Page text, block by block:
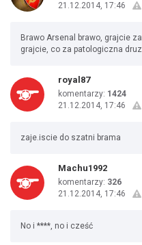
21.12.2014, 17:46
Brawo Arsenal brawo, grajcie
grajcie, co za patologiczna
royal87
komentarzy: 1424
21.12.2014, 17:46
zaje.iscie do szatni brama
Machu1992
komentarzy: 326
21.12.2014, 17:46
No i ****, no i cześć